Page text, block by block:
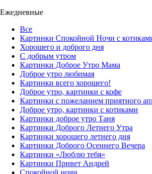
Ежедневные
Все
Картинки Спокойной Ночи с
Хорошего и доброго дня
С добрым утром
Картинки Доброе Утро Мама
Доброе утро любимая
Картинки всего хорошего!
Доброе утро, картинки с кофе
Картинки с пожеланием приятного
Доброе утро, картинки с котиками
Картинки доброе утро Таня
Картинки Доброго Летнего Утра
Картинки хорошего летнего дня
Картинки Доброго Осеннего Вечера
Картинки «Люблю тебя»
Картинки Привет Андрей
Спокойной ночи